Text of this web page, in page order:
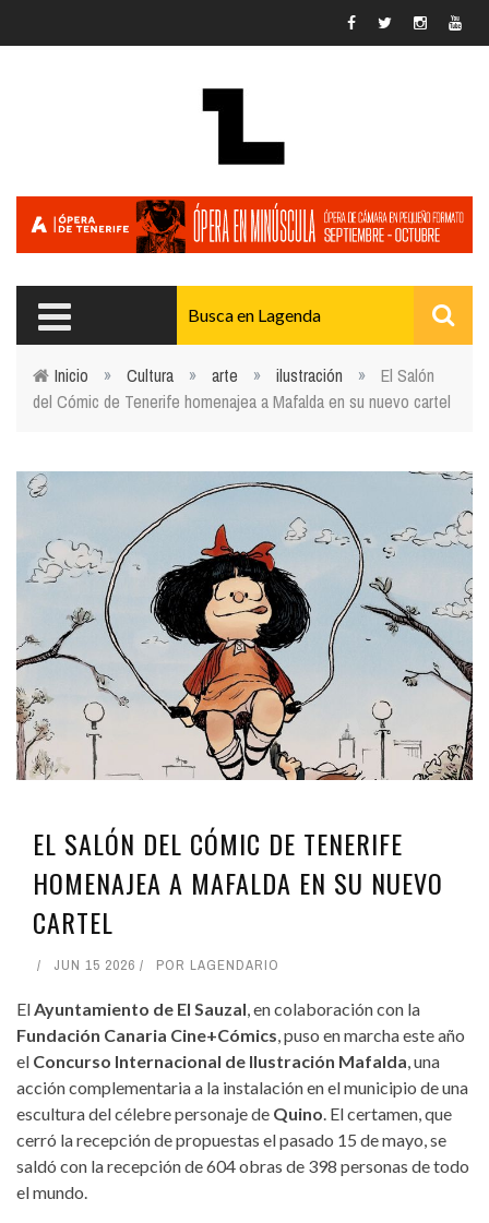
Usted está aquí
Inicio » Cultura » arte » ilustración »
El Salón
del Cómic de Tenerife homenajea a Mafalda en su nuevo cartel
EL SALÓN DEL CÓMIC DE TENERIFE
HOMENAJEA A MAFALDA EN SU NUEVO
CARTEL
JUN 15 2026 POR LAGENDARIO
ElAyuntamiento de El Sauzal, en colaboración con la
Fundación Canaria Cine+Cómics, puso en marcha este año
el Concurso Internacional de Ilustración Mafalda, una
acción complementaria a la instalación en el municipio de una
escultura del célebre personaje de Quino. El certamen, que
cerró la recepción de propuestas el pasado 15 de mayo, se
saldó con la recepción de 604 obras de 398 personas de todo
el mundo.